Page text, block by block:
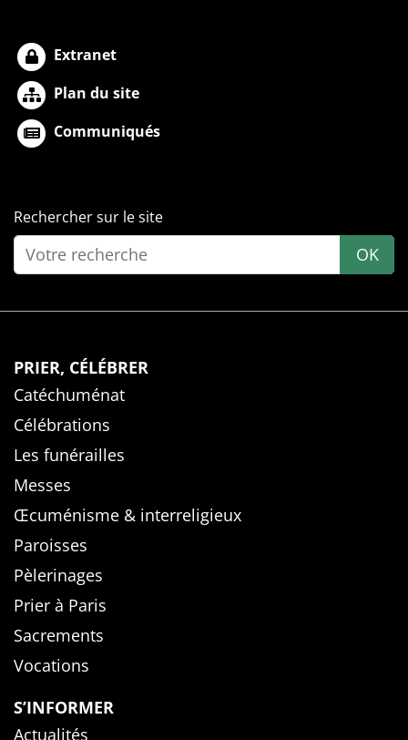
Extranet
Plan du site
Communiqués
Rechercher sur le site
OK
PRIER, CÉLÉBRER
Catéchuménat
Célébrations
Les funérailles
Messes
Œcuménisme & interreligieux
Paroisses
Pèlerinages
Prier à Paris
Sacrements
Vocations
S’INFORMER
Actualités